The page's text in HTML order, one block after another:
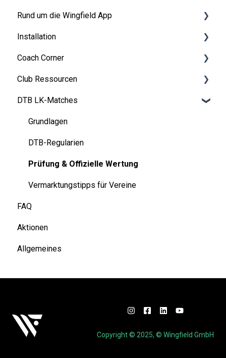
Vor deiner ersten Session
Auf dem Platz
Rund um die Wingfield App
👤 Account & Rollen
💬 App FAQ's
📲 Updates
Installation
Vorbereitungen
Aufbauanleitung Wingfield Box (Tennis)
Aufbauanleitung Wingfield Box (Pickleball)
Wartung & Upgrades
Troubleshooting
Schnellstart
Installation - Dual Tracking Camera
Installation - Terminal
Coach Corner
Tools für Coaches
Coaching mit Wingfield
Blueprints für Drills
Club Ressourcen
Finanzierung & Refinanzierung
Marketing
Admin Dashboard
Spielbetrieb
DTB LK-Matches
Grundlagen
DTB-Regularien
Prüfung & Offizielle Wertung
Vermarktungstipps für Vereine
FAQ
Aktionen
Allgemeines
Copyright © 2025, © Wingfield GmbH